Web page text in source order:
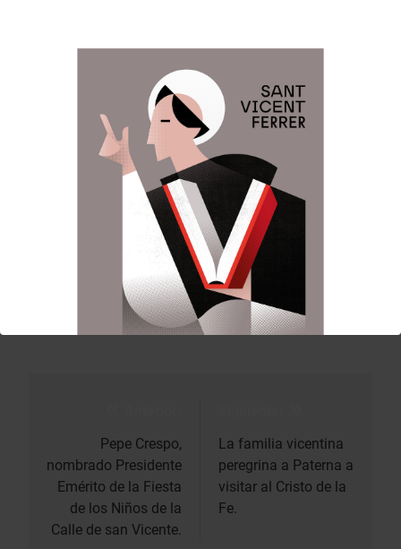
Para esta ocasión histórica, el reconocido
pintor y multi-artístaRodolfo Navarro
sido el encargado de plasmar la figura del
santo en su característico estilo, basado en
formas geométricas llenas de colores.
entradas
Pepe Crespo,
nombrado Presidente
Emérito de la Fiesta
de los Niños de la
Calle de san Vicente.
La familia vicentina
peregrina a Paterna a
visitar al Cristo de la
Fe.